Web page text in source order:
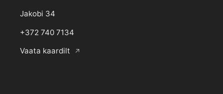
Jakobi 34
+372 740 7134
Vaata kaardilt